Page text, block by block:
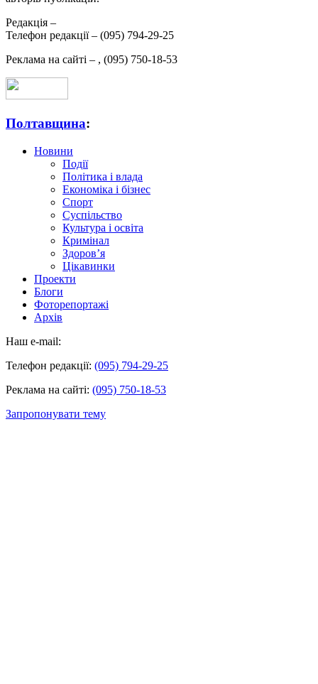
Редакція –
Телефон редакції – (095) 794-29-25
Реклама на сайті – , (095) 750-18-53
Полтавщина:
Новини
Події
Політика і влада
Економіка і бізнес
Спорт
Суспільство
Культура і освіта
Кримінал
Здоров’я
Цікавинки
Проекти
Блоги
Фоторепортажі
Архів
Наш e-mail:
Телефон редакції: (095) 794-29-25
Реклама на сайті: (095) 750-18-53
Запропонувати тему